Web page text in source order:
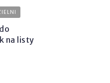
na listy